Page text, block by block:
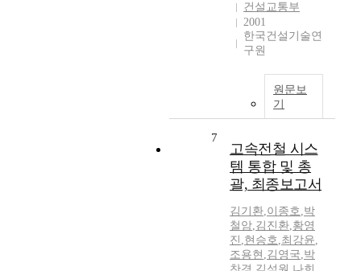
건설교통부
2001
한국건설기술연
구원
원문보
기
7
고속전철 시스
템 통합 및 총
괄, 최종보고서
김기환,이종호,박
철암,김진환,황영
진 ,현승호,최강윤,
조용현 ,김영국,박